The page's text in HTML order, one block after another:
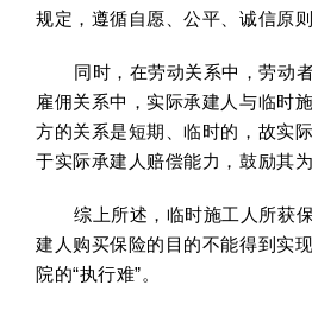
规定，遵循自愿、公平、诚信原
同时，在劳动关系中，劳动
雇佣关系中，实际承建人与临时
方的关系是短期、临时的，故实
于实际承建人赔偿能力，鼓励其
综上所述，临时施工人所获
建人购买保险的目的不能得到实
院的“执行难”。